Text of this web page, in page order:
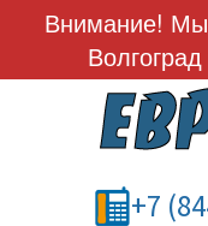
Внимание!
+7